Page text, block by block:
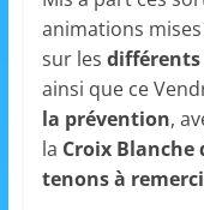
animations
sur les différents
ainsi que ce
la prévention,
la Croix Blanche
tenons à